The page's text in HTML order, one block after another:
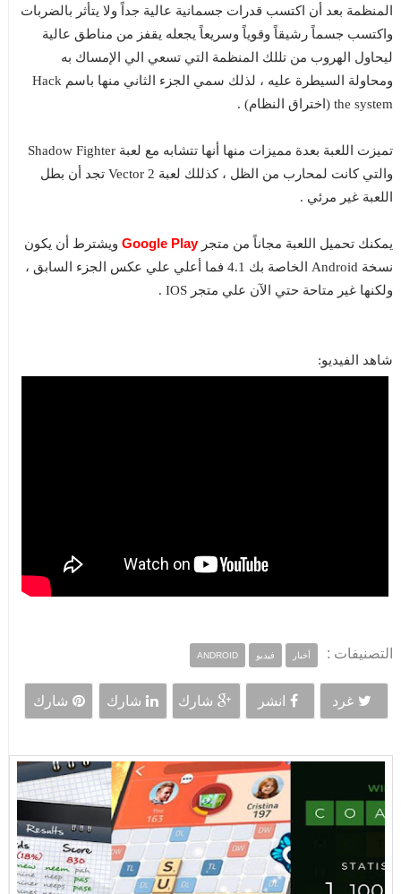
المنظمة بعد أن اكتسب قدرات جسمانية عالية جداً ولا يتأثر بالضربات
واكتسب جسماً رشيقاً وقوياً وسريعاً يجعله يقفز من مناطق عالية
ليحاول الهروب من تللك المنظمة التي تسعي الي الإمساك به
ومحاولة السيطرة عليه ، لذلك سمي الجزء الثاني منها باسم Hack
the system (اختراق النظام) .
تميزت اللعبة بعدة مميزات منها أنها تتشابه مع لعبة Shadow Fighter
والتي كانت لمحارب من الظل ، كذللك لعبة Vector 2 تجد أن بطل
اللعبة غير مرئي .
يمكنك تحميل اللعبة مجاناً من متجرGoogle Playويشترط أن يكون
نسخة Android الخاصة بك 4.1 فما أعلي علي عكس الجزء السابق ،
ولكنها غير متاحة حتي الآن علي متجر IOS .
شاهد الفيديو:
التصنيفات : أخبار فيديو ANDROID
غرد انشر شارك شارك شارك